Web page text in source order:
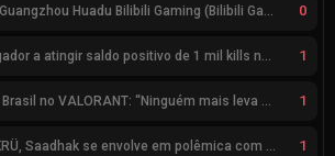
Xi Lai Gaming x Guangzhou Huadu Bilibili Gaming (Bilibili Gaming) 0
aspas é o 1º jogador a atingir saldo positivo de 1 mil kills no VCT 1
f0rsaken critica Brasil no VALORANT: “Ninguém mais leva a sério” 1
Acertado com KRÜ, Saadhak se envolve em polêmica com keznit 1